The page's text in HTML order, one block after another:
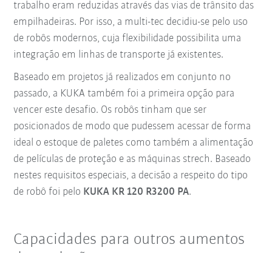
trabalho eram reduzidas através das vias de trânsito das
empilhadeiras. Por isso, a multi-tec decidiu-se pelo uso
de robôs modernos, cuja flexibilidade possibilita uma
integração em linhas de transporte já existentes.
Baseado em projetos já realizados em conjunto no
passado, a KUKA também foi a primeira opção para
vencer este desafio. Os robôs tinham que ser
posicionados de modo que pudessem acessar de forma
ideal o estoque de paletes como também a alimentação
de películas de proteção e as máquinas strech. Baseado
nestes requisitos especiais, a decisão a respeito do tipo
de robô foi pelo KUKA KR 120 R3200 PA.
Capacidades para outros aumentos